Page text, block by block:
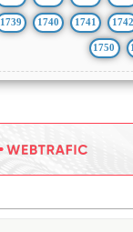
1739 1740 1741 1742
1750